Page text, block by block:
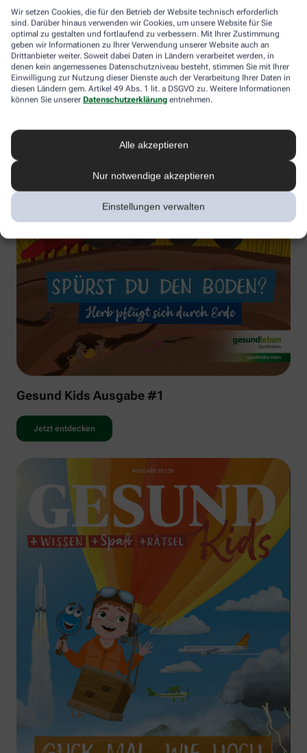
Wir setzen Cookies, die für den Betrieb der Website technisch erforderlich
sind. Darüber hinaus verwenden wir Cookies, um unsere Website für Sie
optimal zu gestalten und fortlaufend zu verbessern. Mit Ihrer Zustimmung
geben wir Informationen zu Ihrer Verwendung unserer Website auch an
Drittanbieter weiter. Soweit dabei Daten in Ländern verarbeitet werden, in
denen kein angemessenes Datenschutzniveau besteht, stimmen Sie mit Ihrer
Einwilligung zur Nutzung dieser Dienste auch der Verarbeitung Ihrer Daten in
diesen Ländern gem. Artikel 49 Abs. 1 lit. a DSGVO zu. Weitere Informationen
können Sie unserer Datenschutzerklärung entnehmen.
Alle akzeptieren
Nur notwendige akzeptieren
Einstellungen verwalten
Gesund Kids Ausgabe #1
Jetzt entdecken